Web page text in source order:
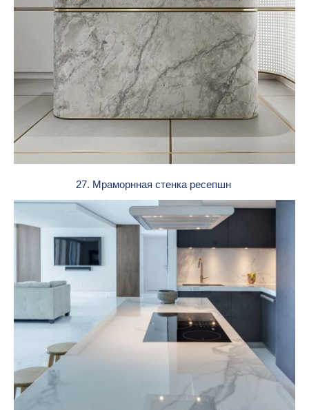
27. Мраморнная стенка ресепшн